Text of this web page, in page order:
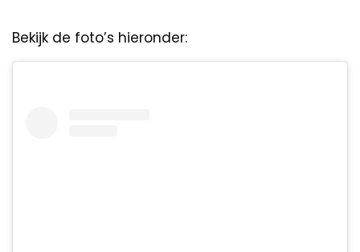
Bekijk de foto’s hieronder: